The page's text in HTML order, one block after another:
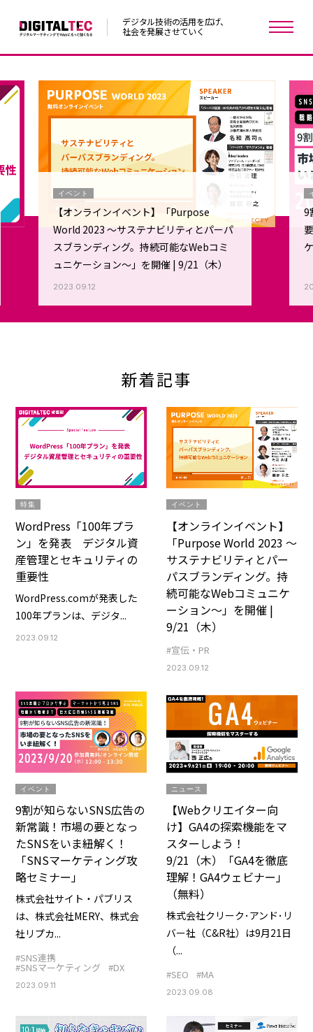
デジタル技術の活用を広げ、
社会を発展させていく
イベント
【オンラインイベント】「Purpose
World 2023 ～サステナビリティとパーパ
スブランディング。持続可能なWebコミ
ュニケーション～」を開催 | 9/21（木）
2023.09.12
9
新着記事
特集
WordPress「100年プラ
ン」を発表 デジタル資
産管理とセキュリティの
重要性
WordPress.comが発表した
100年プランは、デジタ...
2023.09.12
イベント
【オンラインイベント】
「Purpose World 2023 ～
サステナビリティとパー
パスブランディング。持
続可能なWebコミュニケ
ーション～」を開催 |
9/21（木）
#宣伝・PR
2023.09.12
イベント
9割が知らないSNS広告の
新常識！市場の要となっ
たSNSをいま紐解く！
「SNSマーケティング攻
略セミナー」
株式会社サイト・パブリス
は、株式会社MERY、株式会
社リプカ...
#SNS連携
#SNSマーケティング #DX
2023.09.11
ニュース
【Webクリエイター向
け】GA4の探索機能をマ
スターしよう！
9/21（木）「GA4を徹底
理解！GA4ウェビナー」
（無料）
株式会社クリーク･アンド･リ
バー社（C&R社）は9月21日
（...
#SEO #MA
2023.09.08